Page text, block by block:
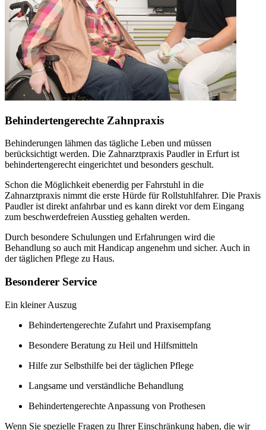
Behindertengerechte Zahnpraxis
Behinderungen lähmen das tägliche Leben und müssen
berücksichtigt werden. Die Zahnarztpraxis Paudler in Erfurt ist
behindertengerecht eingerichtet und besonders geschult.
Schon die Möglichkeit ebenerdig per Fahrstuhl in die
Zahnarztpraxis nimmt die erste Hürde für Rollstuhlfahrer. Die Praxis
Paudler ist direkt anfahrbar und es kann direkt vor dem Eingang
zum beschwerdefreien Ausstieg gehalten werden.
Durch besondere Schulungen und Erfahrungen wird die
Behandlung so auch mit Handicap angenehm und sicher. Auch in
der täglichen Pflege zu Haus.
Besonderer Service
Ein kleiner Auszug
Behindertengerechte Zufahrt und Praxisempfang
Besondere Beratung zu Heil und Hilfsmitteln
Hilfe zur Selbsthilfe bei der täglichen Pflege
Langsame und verständliche Behandlung
Behindertengerechte Anpassung von Prothesen
Wenn Sie spezielle Fragen zu Ihrer Einschränkung haben, die wir